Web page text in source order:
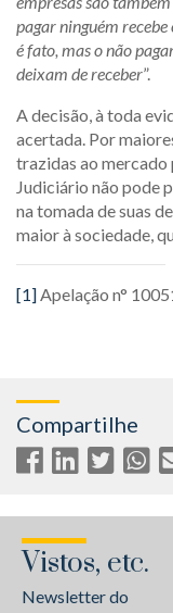
pagar ninguém
é fato, mas o não
deixam de receber”.
A decisão, à toda
acertada. Por
trazidas ao mercado
Judiciário não pode
na tomada de suas
maior à sociedade,
[1]Apelação n°
Compartilhe
Vistos, etc.
Newsletter do